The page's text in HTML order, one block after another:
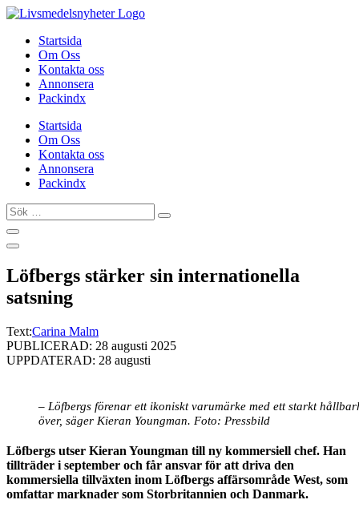
Hoppa
innehållStartsida
Om Oss
Kontakta oss
Annonsera
Packindx
Startsida
Om Oss
Kontakta oss
Annonsera
Packindx
Sök
…
Löfbergs stärker sin internationella
satsning
Text:Carina Malm
PUBLICERAD: 28 augusti 2025
UPPDATERAD: 28 augusti
– Löfbergs förenar ett ikoniskt varumärke med ett starkt
över, säger Kieran Youngman. Foto: Pressbild
Löfbergs utser Kieran Youngman till ny kommersiell chef. Han
tillträder i september och får ansvar för att driva den
kommersiella tillväxten inom Löfbergs affärsområde West, som
omfattar marknader som Storbritannien och Danmark.